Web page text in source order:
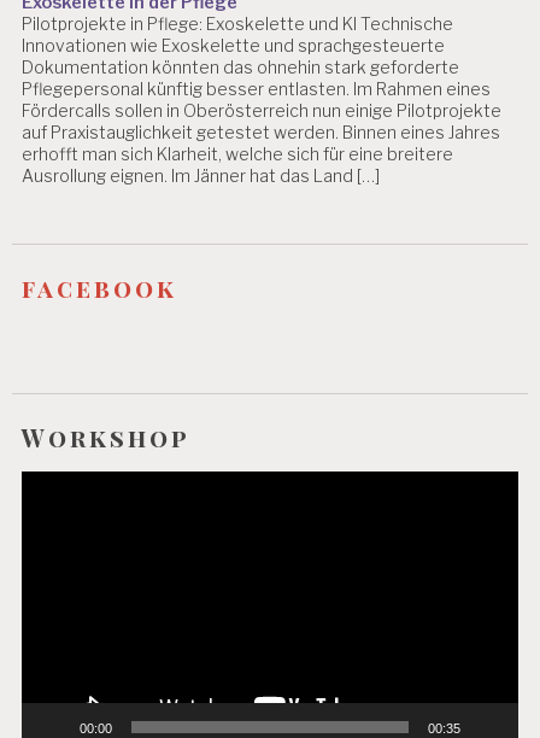
Pilotprojekte in Pflege: Exoskelette und KI Technische
Innovationen wie Exoskelette und sprachgesteuerte
Dokumentation könnten das ohnehin stark geforderte
Pflegepersonal künftig besser entlasten. Im Rahmen eines
Fördercalls sollen in Oberösterreich nun einige Pilotprojekte
auf Praxistauglichkeit getestet werden. Binnen eines Jahres
erhofft man sich Klarheit, welche sich für eine breitere
Ausrollung eignen. Im Jänner hat das Land […]
facebook
Workshop
00:00 00:35